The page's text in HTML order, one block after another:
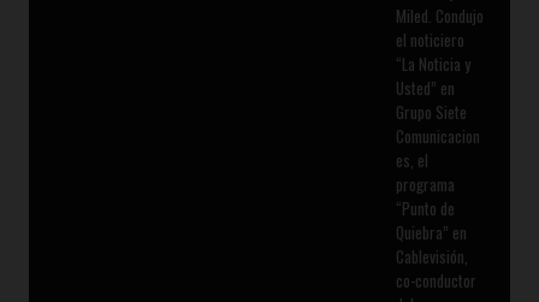
Miled. Condujo
el noticiero
“La Noticia y
Usted” en
Grupo Siete
Comunicacion
es, el
programa
“Punto de
Quiebra” en
Cablevisión,
co-conductor